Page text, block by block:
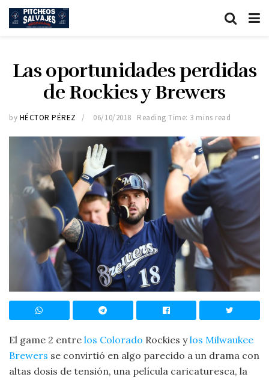
Las oportunidades perdidas
de Rockies y Brewers
by HÉCTOR PÉREZ 06/10/2018 Reading Time: 3 mins read
El game 2 entre los Colorado Rockies ylos Milwaukee
Brewers se convirtió en algo parecido a un drama con
altas dosis de tensión, una película caricaturesca, la